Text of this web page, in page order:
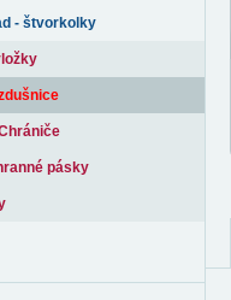
- štvorkolky
pásky